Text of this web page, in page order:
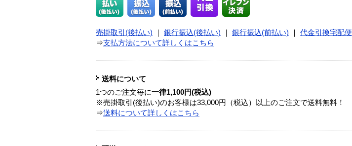
売掛取引(後払い) 銀行振込(後払い) 銀行振込(前払い) 代金引換宅配便
⇒支払方法について詳しくはこちら
送料について
1つのご注文毎に一律1,100円(税込)
※売掛取引(後払い)のお客様は33,000円（税込）以上のご注文で送料無料！
⇒送料について詳しくはこちら